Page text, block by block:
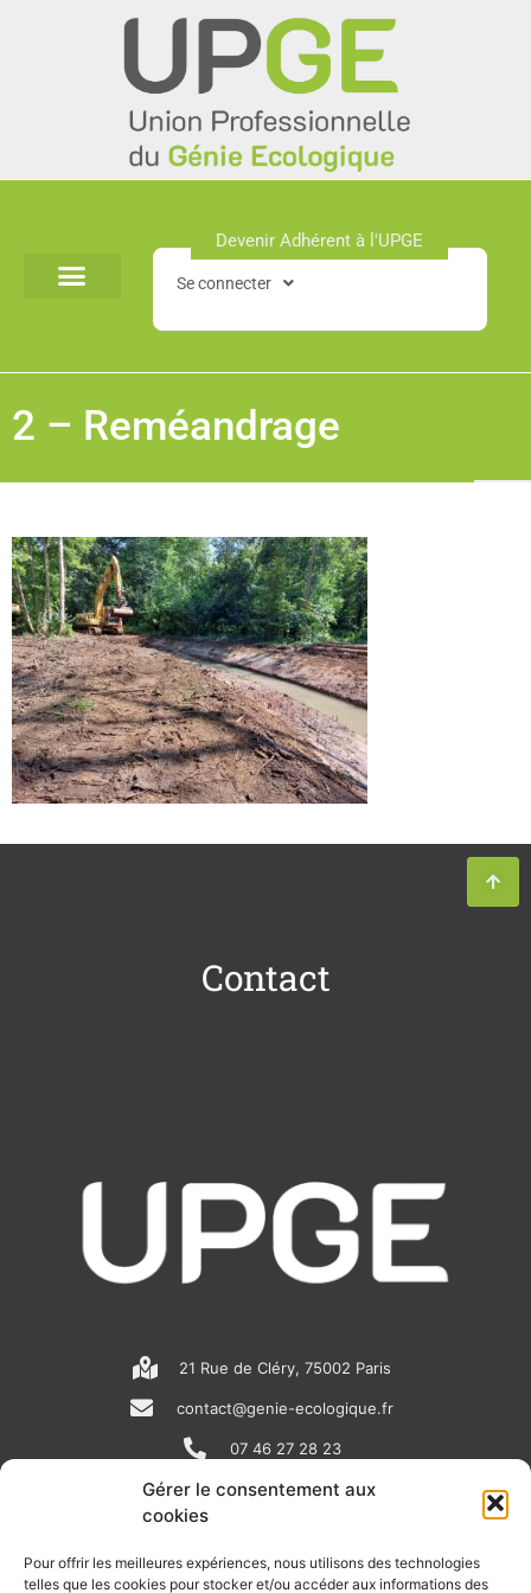
Gérer le consentement aux
cookies
Pour offrir les meilleures expériences, nous utilisons des technologies
telles que les cookies pour stocker et/ou accéder aux informations des
Devenir Adhérent à l'UPGE​
Se connecter
2 – Reméandrage
Contact
21 Rue de Cléry, 75002 Paris
contact@genie-ecologique.fr
07 46 27 28 23
N
e
i
o